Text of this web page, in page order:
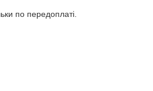
по передоплаті.